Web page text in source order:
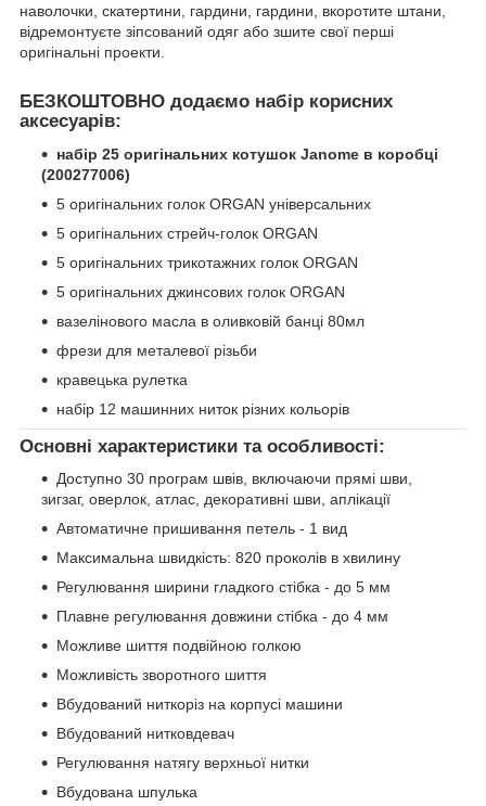
наволочки, скатертини, гардини, гардини, вкоротите штани,
відремонтуєте зіпсований одяг або зшите свої перші
оригінальні проекти.
БЕЗКОШТОВНО додаємо набір корисних
аксесуарів:
набір 25 оригінальних котушок Janome в коробці
(200277006)
5 оригінальних голок ORGAN універсальних
5 оригінальних стрейч-голок ORGAN
5 оригінальних трикотажних голок ORGAN
5 оригінальних джинсових голок ORGAN
вазелінового масла в оливковій банці 80мл
фрези для металевої різьби
кравецька рулетка
набір 12 машинних ниток різних кольорів
Основні характеристики та особливості:
Доступно 30 програм швів, включаючи прямі шви,
зигзаг, оверлок, атлас, декоративні шви, аплікації
Автоматичне пришивання петель - 1 вид
Максимальна швидкість: 820 проколів в хвилину
Регулювання ширини гладкого стібка - до 5 мм
Плавне регулювання довжини стібка - до 4 мм
Можливе шиття подвійною голкою
Можливість зворотного шиття
Вбудований ниткоріз на корпусі машини
Вбудований нитковдевач
Регулювання натягу верхньої нитки
Вбудована шпулька